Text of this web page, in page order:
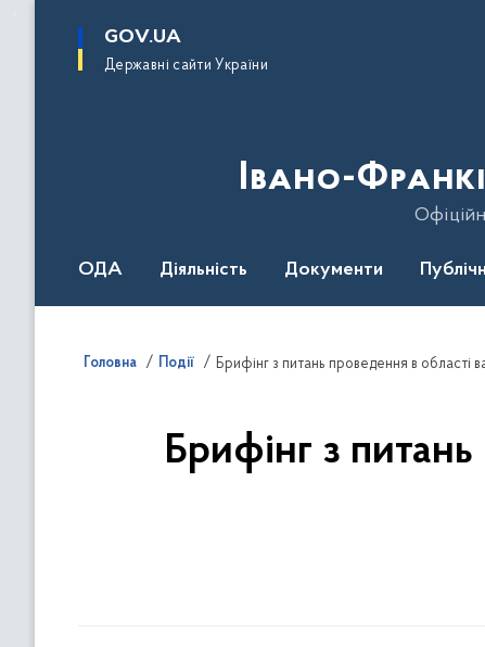
основного
GOV.UA
Державні сайти України
Івано-
ОДА Діяльність Документи
Головна Події Брифінг з питань проведення в області
Брифінг з